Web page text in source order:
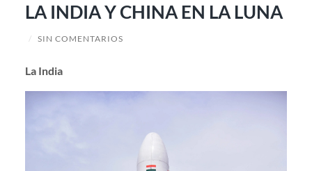
LA INDIA Y CHINA EN LA LUNA
/ SIN COMENTARIOS
La India